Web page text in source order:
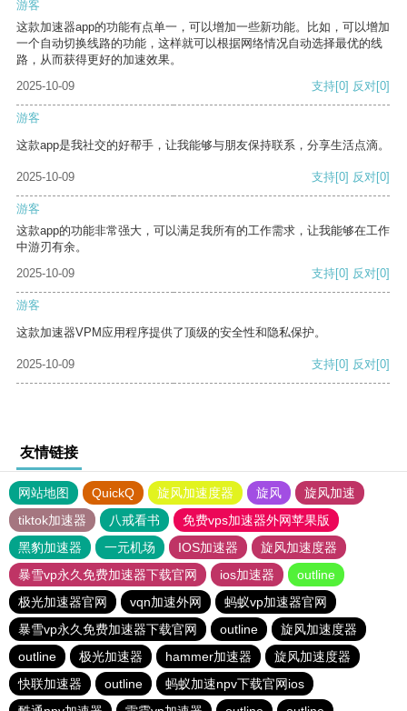
游客
这款加速器app的功能有点单一，可以增加一些新功能。比如，可以增加
一个自动切换线路的功能，这样就可以根据网络情况自动选择最优的线
路，从而获得更好的加速效果。
2025-10-09
支持[0] 反对[0]
游客
这款app是我社交的好帮手，让我能够与朋友保持联系，分享生活点滴。
2025-10-09 支持[0] 反对[0]
游客
这款app的功能非常强大，可以满足我所有的工作需求，让我能够在工作
中游刃有余。
2025-10-09
支持[0] 反对[0]
游客
这款加速器VPM应用程序提供了顶级的安全性和隐私保护。
2025-10-09 支持[0] 反对[0]
友情链接
网站地图 QuickQ 旋风加速度器 旋风
旋风加速
tiktok加速器
八戒看书
免费vps加速器外网苹果版
黑豹加速器
一元机场 IOS加速器
旋风加速度器
暴雪vp永久免费加速器下载官网
ios加速器
outline
极光加速器官网
vqn加速外网
蚂蚁vp加速器官网
暴雪vp永久免费加速器下载官网
outline
旋风加速度器
outline
极光加速器 hammer加速器
旋风加速度器
快联加速器
outline
蚂蚁加速npv下载官网ios